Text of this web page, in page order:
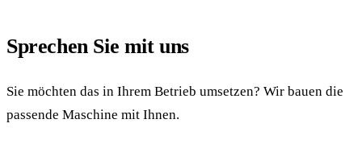
Sprechen Sie mit uns
Sie möchten das in Ihrem Betrieb umsetzen? Wir bauen die
passende Maschine mit Ihnen.